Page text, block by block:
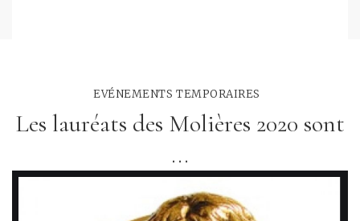
EVÉNEMENTS TEMPORAIRES
Les lauréats des Molières 2020 sont
...